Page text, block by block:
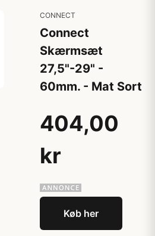
CONNECT
Connect
Skærmsæt
27,5"-29" -
60mm. - Mat Sort
404,00
kr
Køb her